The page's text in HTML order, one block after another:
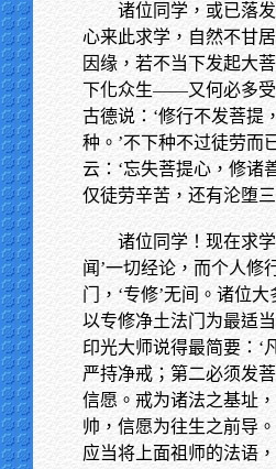
诸位同学，或已落
心来此求学，自然不甘
因缘，若不当下发起大
下化众生——又何必多受
古德说：‘修行不发菩提
种。’不下种不过徒劳而
云：‘忘失菩提心，修诸
仅徒劳辛苦，还有沦堕
诸位同学！现在求
闻’一切经论，而个人修
门，‘专修’无间。诸位
以专修净土法门为最适
印光大师说得最简要：‘
严持净戒；第二必须发
信愿。戒为诸法之基址
帅，信愿为往生之前导
应当将上面祖师的法语